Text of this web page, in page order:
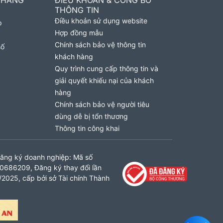
THÔNG TIN
Điều khoản sử dụng website
Hợp đồng mẫu
Chính sách bảo vệ thông tin
khách hàng
Quy trình cung cấp thông tin và
giải quyết khiếu nại của khách
hàng
Chính sách bảo vệ người tiêu
dùng dễ bị tổn thương
Thông tin công khai
ký doanh nghiệp: Mã số
Đăng ký thay đổi lần
cấp bởi sở Tài chính Thành